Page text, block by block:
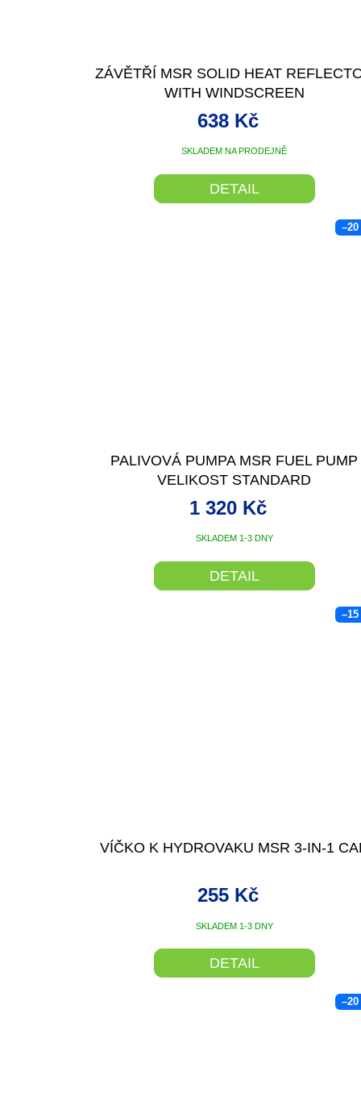
ZÁVĚTŘÍ MSR SOLID HEAT
WITH WINDSCREEN
SKLADEM NA PRODEJNĚ
638 Kč
DETAIL
–20
PALIVOVÁ PUMPA MSR FUEL PUMP
VELIKOST STANDARD
SKLADEM 1-3 DNY
1 320 Kč
DETAIL
–15
VÍČKO K HYDROVAKU MSR 3-IN-1
SKLADEM 1-3 DNY
255 Kč
DETAIL
–20